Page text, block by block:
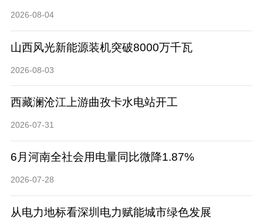
2026-08-04
山西风光新能源装机突破8000万千瓦
2026-08-03
西藏澜沧江上游曲孜卡水电站开工
2026-07-31
6月河南全社会用电量同比微降1.87%
2026-07-28
从电力地标看深圳电力赋能城市绿色发展